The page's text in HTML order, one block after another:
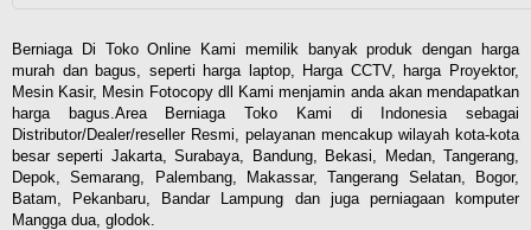
Berniaga Di Toko Online Kami memilik banyak produk dengan harga
murah dan bagus, seperti harga laptop, Harga CCTV, harga Proyektor,
Mesin Kasir, Mesin Fotocopy dll Kami menjamin anda akan mendapatkan
harga bagus.Area Berniaga Toko Kami di Indonesia sebagai
Distributor/Dealer/reseller Resmi, pelayanan mencakup wilayah kota-kota
besar seperti Jakarta, Surabaya, Bandung, Bekasi, Medan, Tangerang,
Depok, Semarang, Palembang, Makassar, Tangerang Selatan, Bogor,
Batam, Pekanbaru, Bandar Lampung dan juga perniagaan komputer
Mangga dua, glodok.